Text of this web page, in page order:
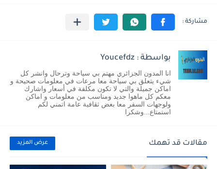
بواسطة : Youcefdz
انا المدون الجزائري مهتم بي سياحة وترحال وانشر كل
شيء يتعلق بي سياحة معا مرعات في معلومات صحيحة و
اماكن جميلة والتي لا تكون مكلفة في أسعار واشارك
معكم كل ماهوا جديد ومناسب من معلومات و اماكن
ولوجهات السفر معا بعض ثقافية عامة اتمني لكم
استمتاع...وشكرا
مقالات قد تهمك عرض المزيد